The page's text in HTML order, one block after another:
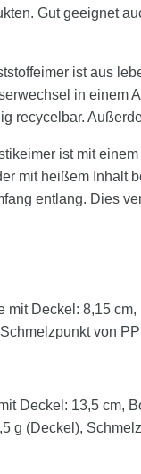
Gut geeignet
ist aus
in einem
recycelbar.
ist mit
mit heißem Inhalt
entlang. Dies
Deckel: 8,15
Schmelzpunkt von
Deckel: 13,5 cm,
g (Deckel),